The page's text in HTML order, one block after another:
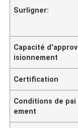
Surligner:
Capacité d'approv
isionnement
Certification
Conditions de pai
ement